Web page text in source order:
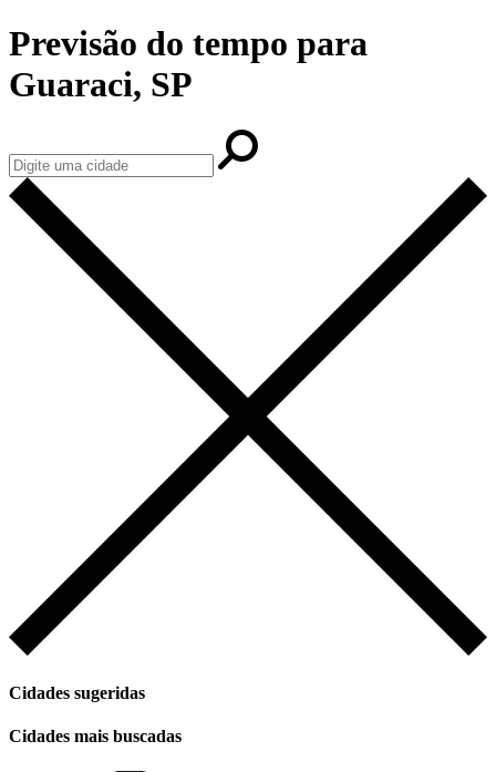
Previsão do tempo para
Guaraci, SP
Cidades sugeridas
Cidades mais buscadas